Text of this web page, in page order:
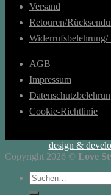
Versand
Retouren/
AGB
Impressum
Cookie-Richtlinie
design &
Copyright 2026 © Love
Suchen
nach: